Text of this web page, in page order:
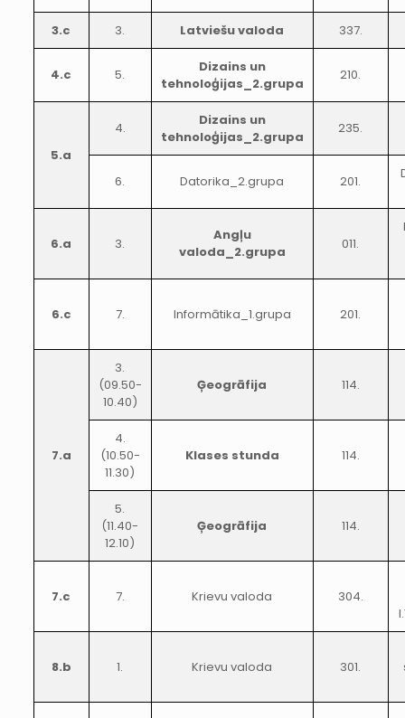
3.c 3. Latviešu valoda 337.
4.c 5.
Dizains un
tehnoloģijas_2.grupa
210.
5.a
4.
Dizains un
tehnoloģijas_2.grupa
235.
6. Datorika_2.grupa 201.
6.a 3.
Angļu
valoda_2.grupa
011.
6.c 7. Informātika_1.grupa 201.
7.a
3.
(09.50-
10.40)
Ģeogrāfija 114.
4.
(10.50-
11.30)
Klases stunda 114.
5.
(11.40-
12.10)
Ģeogrāfija 114.
7.c 7. Krievu valoda
304.
8.b 1. Krievu valoda 301.